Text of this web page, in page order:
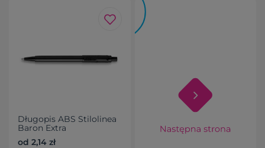
Długopis ABS Stilolinea
Baron Extra
od 2,14 zł